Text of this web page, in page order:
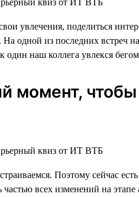
увлечения, поделиться
одной из последних встреч
наш коллега увлекся
чтобы
Поэтому сейчас
всех изменений на